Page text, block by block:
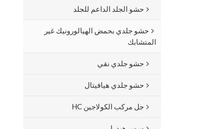
حشو الجلد الداعم للجلد
حشو جلدي بحمض الهيالورونيك غير
المتشابك
حشو جلدي نقي
حشو جلدي هيافيتال
جل مركب الكولاجين HC